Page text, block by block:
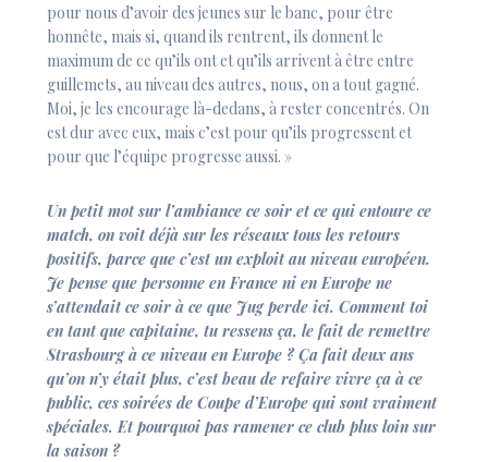
pour nous d’avoir des jeunes sur le banc, pour être
honnête, mais si, quand ils rentrent, ils donnent le
maximum de ce qu’ils ont et qu’ils arrivent à être entre
guillemets, au niveau des autres, nous, on a tout gagné.
Moi, je les encourage là-dedans, à rester concentrés. On
est dur avec eux, mais c’est pour qu’ils progressent et
pour que l’équipe progresse aussi. »
Un petit mot sur l’ambiance ce soir et ce qui entoure ce
match, on voit déjà sur les réseaux tous les retours
positifs, parce que c’est un exploit au niveau européen.
Je pense que personne en France ni en Europe ne
s’attendait ce soir à ce que Jug perde ici. Comment toi
en tant que capitaine, tu ressens ça, le fait de remettre
Strasbourg à ce niveau en Europe ? Ça fait deux ans
qu’on n’y était plus, c’est beau de refaire vivre ça à ce
public, ces soirées de Coupe d’Europe qui sont vraiment
spéciales. Et pourquoi pas ramener ce club plus loin sur
la saison ?